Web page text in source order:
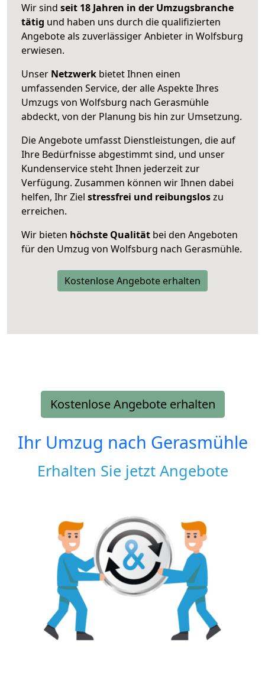
Wir sind seit 18 Jahren in der Umzugsbranche
tätig und haben uns durch die qualifizierten
Angebote als zuverlässiger Anbieter in Wolfsburg
erwiesen.
Unser Netzwerk bietet Ihnen einen
umfassenden Service, der alle Aspekte Ihres
Umzugs von Wolfsburg nach Gerasmühle
abdeckt, von der Planung bis hin zur Umsetzung.
Die Angebote umfasst Dienstleistungen, die auf
Ihre Bedürfnisse abgestimmt sind, und unser
Kundenservice steht Ihnen jederzeit zur
Verfügung. Zusammen können wir Ihnen dabei
helfen, Ihr Ziel stressfrei und reibungsloszu
erreichen.
Wir bieten höchste Qualität bei den Angeboten
für den Umzug von Wolfsburg nach Gerasmühle.
Kostenlose Angebote erhalten
Kostenlose Angebote erhalten
Ihr Umzug nach Gerasmühle
Erhalten Sie jetzt Angebote